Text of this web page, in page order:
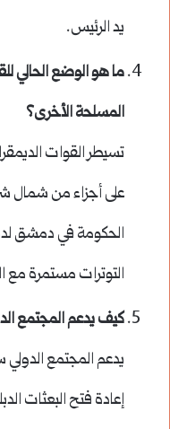
يد الرئيس.
ما هو الوضع الحالي
المسلحة الأخرى؟
تسيطر القوات
على أجزاء من شمال
الحكومة في دمشق
التوترات مستمرة
كيف يدعم المجتمع
يدعم المجتمع الدولي
إعادة فتح البعثات